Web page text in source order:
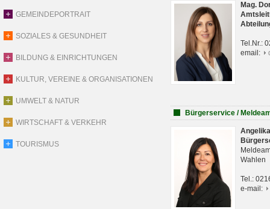
GEMEINDEPORTRAIT
SOZIALES & GESUNDHEIT
BILDUNG & EINRICHTUNGEN
KULTUR, VEREINE & ORGANISATIONEN
UMWELT & NATUR
WIRTSCHAFT & VERKEHR
TOURISMUS
Mag.
Tel.Nr.:
email:
Bürgerservice /
Wahlen
Tel.:
e-mail: